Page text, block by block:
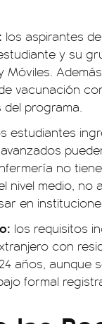
los aspirantes
y su
Móviles.
vacunación
programa.
estudiantes
no
nivel medio, no
en
los requisitos
con
años, aunque
formal